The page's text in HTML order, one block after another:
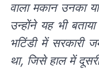
वाला मकान उनका
उन्होंने यह भी
भटिंडी में सरकारी
था, जिसे हाल में